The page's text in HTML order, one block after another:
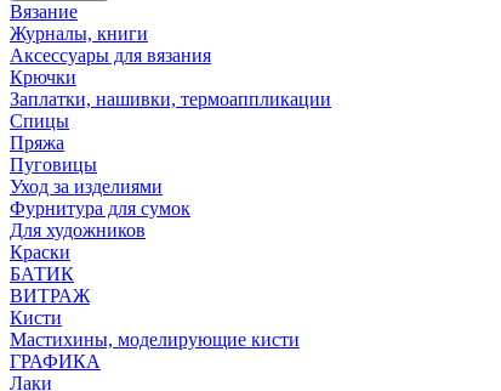
Вязание
Журналы, книги
Аксессуары для вязания
Крючки
Заплатки, нашивки, термоаппликации
Спицы
Пряжа
Пуговицы
Уход за изделиями
Фурнитура для сумок
Для художников
Краски
БАТИК
ВИТРАЖ
Кисти
Мастихины, моделирующие кисти
ГРАФИКА
Лаки